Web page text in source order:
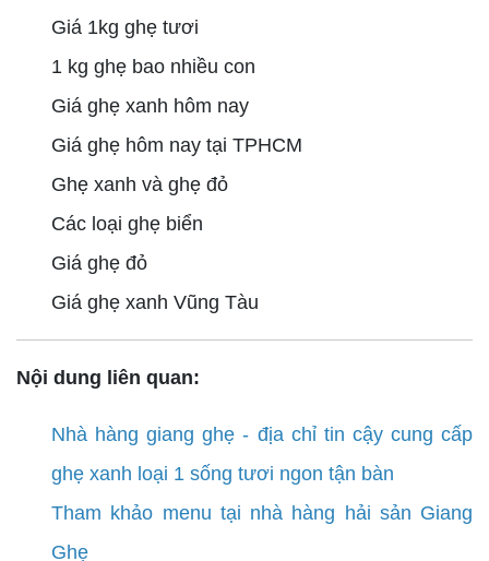
Giá 1kg ghẹ tươi
1 kg ghẹ bao nhiều con
Giá ghẹ xanh hôm nay
Giá ghẹ hôm nay tại TPHCM
Ghẹ xanh và ghẹ đỏ
Các loại ghẹ biển
Giá ghẹ đỏ
Giá ghẹ xanh Vũng Tàu
Nội dung liên quan:
Nhà hàng giang ghẹ - địa chỉ tin cậy cung cấp
ghẹ xanh loại 1 sống tươi ngon tận bàn
Tham khảo menu tại nhà hàng hải sản Giang
Ghẹ